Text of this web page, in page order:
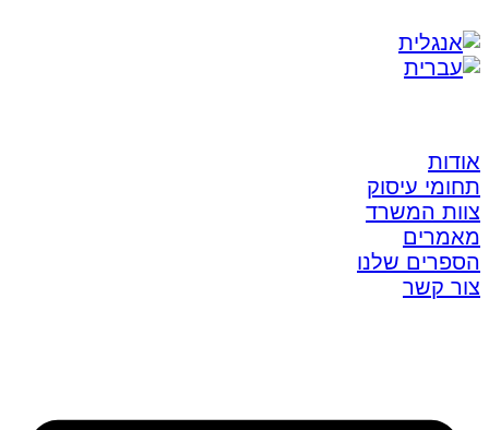
אודות
תחומי עיסוק
צוות המשרד
מאמרים
הספרים שלנו
צור קשר